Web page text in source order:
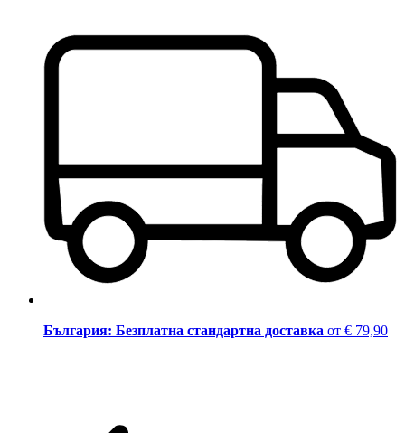
България: Безплатна стандартна доставка от € 79,90